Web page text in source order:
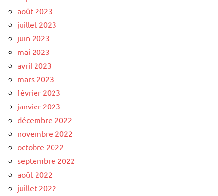
août 2023
juillet 2023
juin 2023
mai 2023
avril 2023
mars 2023
février 2023
janvier 2023
décembre 2022
novembre 2022
octobre 2022
septembre 2022
août 2022
juillet 2022